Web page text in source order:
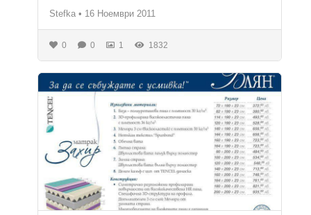
Stefka • 16 Ноември 2011
0 0 1 1832